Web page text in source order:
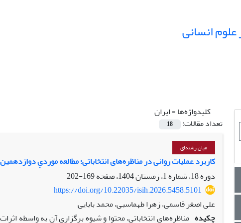
انسانی
کلیدواژه‌ها =ایران
تعداد مقالات:
18
میان رشته‌ای
کاربرد عملیات روانی در مناظره‌های انتخاباتی؛ مطالعه موردیِ
دوره 18، شماره 1، زمستان 1404، صفحه
169-202
https://doi.org/10.22035/isih.2026.5458.5101
علی اصغر قاسمی، زهرا طهماسبی، محمد بابایی
چکیده مناظره‌های انتخاباتی، محتوا و شیوه برگزاری آن به واسطه